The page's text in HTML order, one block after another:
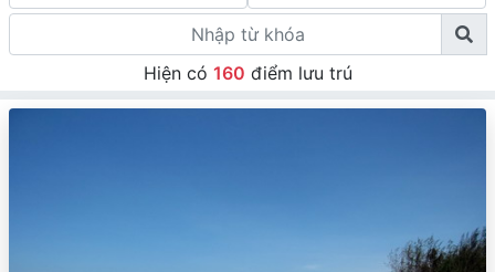
Hiện có 160 điểm lưu trú